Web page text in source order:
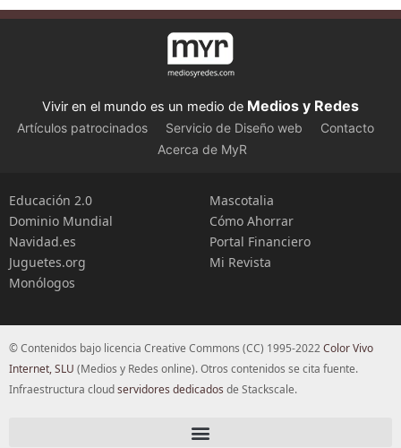
Vivir en el mundo es un medio de Medios y Redes
Artículos patrocinados Servicio de Diseño web
Contacto
Acerca de MyR
Educación 2.0
Dominio Mundial
Navidad.es
Juguetes.org
Monólogos
Mascotalia
Cómo Ahorrar
Portal Financiero
Mi Revista
© Contenidos bajo licencia Creative Commons (CC) 1995-2022Color Vivo
Internet, SLU (Medios y Redes online). Otros contenidos se cita fuente.
Infraestructura cloudservidores dedicados de Stackscale.